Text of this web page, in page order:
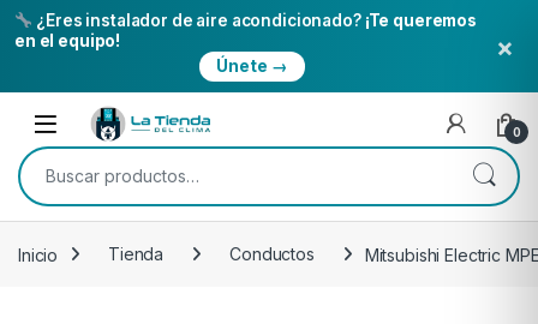
¿Eres instalador de aire acondicionado? ¡Te queremos
en el equipo!
Únete →
×
Skip to navigation
Skip to content
Open 0
Buscar por:
Inicio Tienda Conductos Mitsubishi Electric